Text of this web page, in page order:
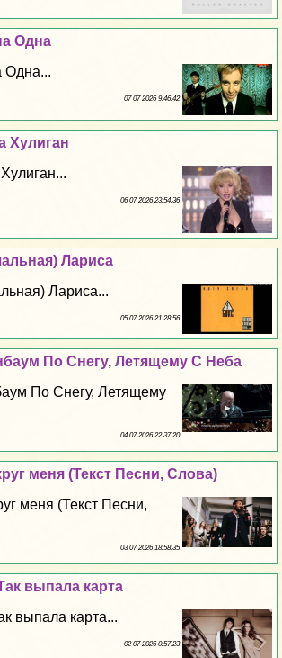
Одна
Одна...
07 07 2026 9:46:42
Xyлиган
06 07 2026 23:54:36
Лариса
Лариса...
05 07 2026 21:28:56
По Снегу, Летящему С Неба
По Снегу, Летящему
04 07 2026 22:37:20
меня (Текст Песни, Слова)
меня (Текст Песни,
03 07 2026 18:58:35
выпала карта
выпала карта...
02 07 2026 0:57:23